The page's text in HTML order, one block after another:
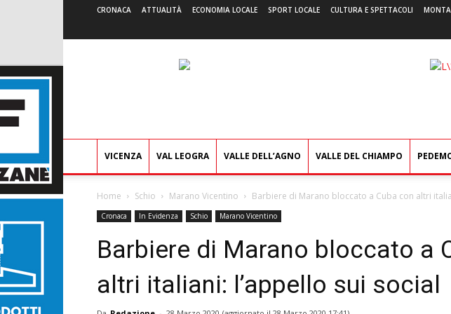
CRONACA ATTUALITÀ ECONOMIA LOCALE SPORT LOCALE CULTURA E SPETTACOLI
VICENZA VAL LEOGRA VALLE DELL’AGNO VALLE DEL CHIAMPO
Home Schio Marano Vicentino Barbiere di Marano bloccato a Cuba con altri
Cronaca In Evidenza Schio Marano Vicentino
Barbiere di Marano bloccato a
altri italiani: l’appello sui social